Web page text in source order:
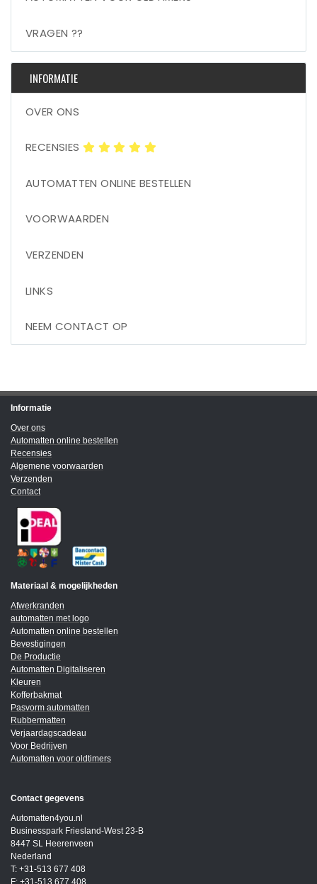
VRAGEN ??
INFORMATIE
OVER ONS
RECENSIES
AUTOMATTEN ONLINE BESTELLEN
VOORWAARDEN
VERZENDEN
LINKS
NEEM CONTACT OP
Informatie
Over ons
Automatten online bestellen
Recensies
Algemene voorwaarden
Verzenden
Contact
Materiaal & mogelijkheden
Afwerkranden
automatten met logo
Automatten online bestellen
Bevestigingen
De Productie
Automatten Digitaliseren
Kleuren
Kofferbakmat
Pasvorm automatten
Rubbermatten
Verjaardagscadeau
Voor Bedrijven
Automatten voor oldtimers
Contact gegevens
Automatten4you.nl
Businesspark Friesland-West 23-B
8447 SL Heerenveen
Nederland
T: +31-513 677 408